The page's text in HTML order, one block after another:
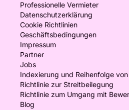
Professionelle Vermieter
Datenschutzerklärung
Cookie Richtlinien
Geschäftsbedingungen
Impressum
Partner
Jobs
Indexierung und Reihenfolge
Richtlinie zur Streitbeilegung
Richtlinie zum Umgang mit
Blog